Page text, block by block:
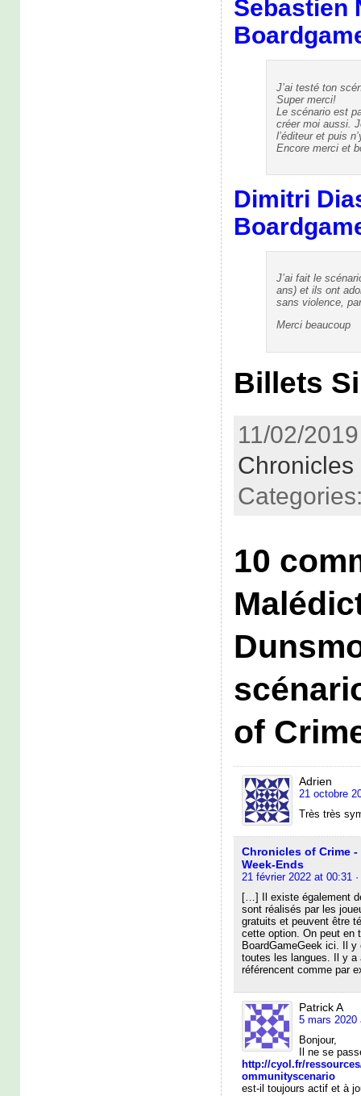
Sebastien
J’ai testé ton
Super merci!
Le scénario est
créer moi aussi.
l’éditeur et puis
Encore merci et
Dimitri
J’ai fait le
ans) et ils ont
sans violence,
Merci beaucoup
Billets
11/02/
Chronicles
10
of
Adrien
21 octobre
Très très
Chronicles of Crime
Week-Ends
21 février 2022 at 00:31
[…] Il existe également
sont réalisés par les
gratuits et peuvent être
cette option. On peut en
BoardGameGeek ici. Il
toutes les langues. Il y
référencent comme par
Patrick A
5 mars 2020
Bonjour,
Il ne se
http://cyol.fr/
ommunityscenario
est-il toujours actif et à